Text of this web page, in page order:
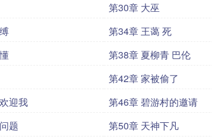
第30章 大巫
第34章 王蔼 死
第38章 夏柳青 巴伦
第42章 家被偷了
迎我
第46章 碧游村的邀请
题
第50章 天神下凡